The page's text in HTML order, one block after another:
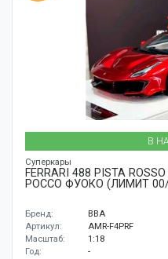
В
Суперкары
FERRARI 488 PISTA
РОССО ФУОКО (ЛИМИТ
Бренд:
BBA
Артикул:
AMR-F4PRF
Масштаб:
1:18
Год:
-